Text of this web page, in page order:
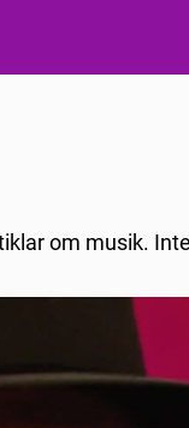
om musik.